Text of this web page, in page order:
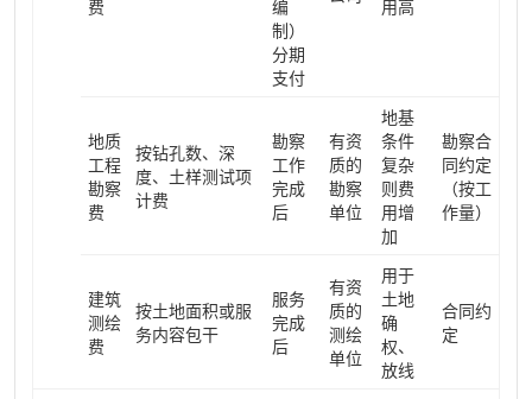
费
编
制）
分期
支付
用高
地质
工程
勘察
费
按钻孔数、深
度、土样测试项
计费
勘察
工作
完成
后
有资
质的
勘察
单位
地基
条件
复杂
则费
用增
加
勘察合
同约定
（按工
作量）
建筑
测绘
费
按土地面积或服
务内容包干
服务
完成
后
有资
质的
测绘
单位
用于
土地
确
权、
放线
合同约
定